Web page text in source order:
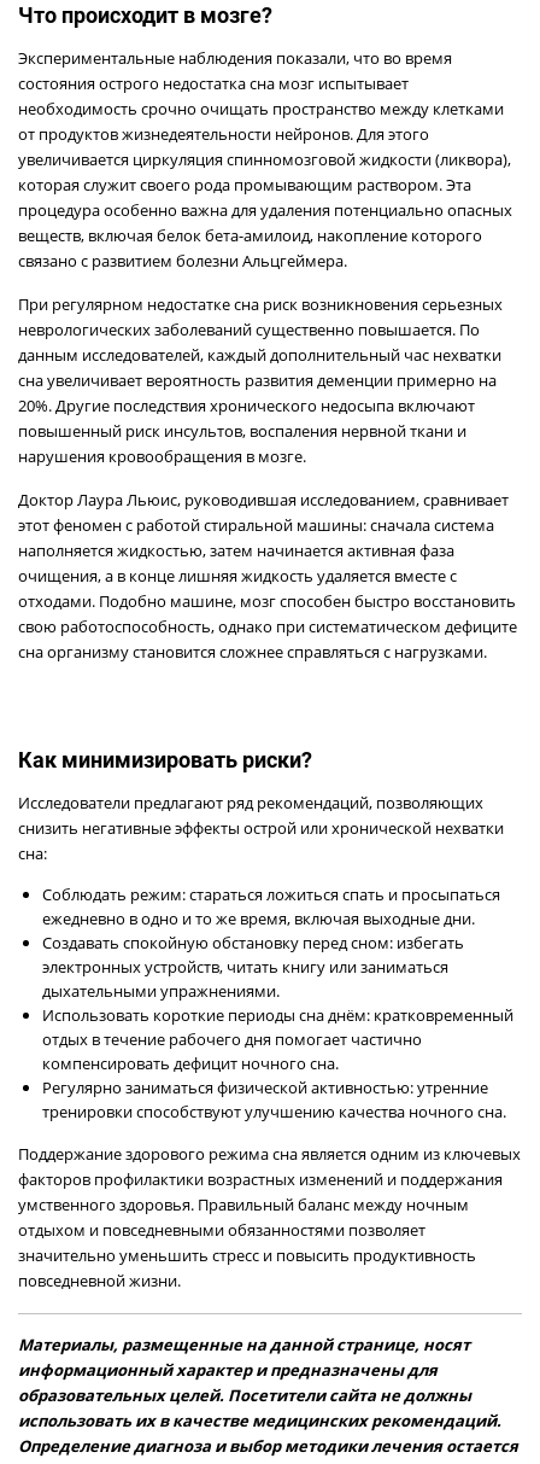
Что происходит в мозге?
Экспериментальные наблюдения показали, что во время
состояния острого недостатка сна мозг испытывает
необходимость срочно очищать пространство между клетками
от продуктов жизнедеятельности нейронов. Для этого
увеличивается циркуляция спинномозговой жидкости (ликвора),
которая служит своего рода промывающим раствором. Эта
процедура особенно важна для удаления потенциально опасных
веществ, включая белок бета-амилоид, накопление которого
связано с развитием болезни Альцгеймера.
При регулярном недостатке сна риск возникновения серьезных
неврологических заболеваний существенно повышается. По
данным исследователей, каждый дополнительный час нехватки
сна увеличивает вероятность развития деменции примерно на
20%. Другие последствия хронического недосыпа включают
повышенный риск инсультов, воспаления нервной ткани и
нарушения кровообращения в мозге.
Доктор Лаура Льюис, руководившая исследованием, сравнивает
этот феномен с работой стиральной машины: сначала система
наполняется жидкостью, затем начинается активная фаза
очищения, а в конце лишняя жидкость удаляется вместе с
отходами. Подобно машине, мозг способен быстро восстановить
свою работоспособность, однако при систематическом дефиците
сна организму становится сложнее справляться с нагрузками.
Как минимизировать риски?
Исследователи предлагают ряд рекомендаций, позволяющих
снизить негативные эффекты острой или хронической нехватки
сна:
Соблюдать режим: стараться ложиться спать и просыпаться
ежедневно в одно и то же время, включая выходные дни.
Создавать спокойную обстановку перед сном: избегать
электронных устройств, читать книгу или заниматься
дыхательными упражнениями.
Использовать короткие периоды сна днём: кратковременный
отдых в течение рабочего дня помогает частично
компенсировать дефицит ночного сна.
Регулярно заниматься физической активностью: утренние
тренировки способствуют улучшению качества ночного сна.
Поддержание здорового режима сна является одним из ключевых
факторов профилактики возрастных изменений и поддержания
умственного здоровья. Правильный баланс между ночным
отдыхом и повседневными обязанностями позволяет
значительно уменьшить стресс и повысить продуктивность
повседневной жизни.
Материалы, размещенные на данной странице, носят
информационный характер и предназначены для
образовательных целей. Посетители сайта не должны
использовать их в качестве медицинских рекомендаций.
Определение диагноза и выбор методики лечения остается